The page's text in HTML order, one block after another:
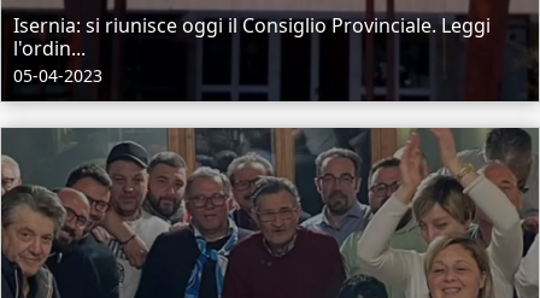
Isernia: si riunisce oggi il Consiglio Provinciale. Leggi
l'ordin...
05-04-2023